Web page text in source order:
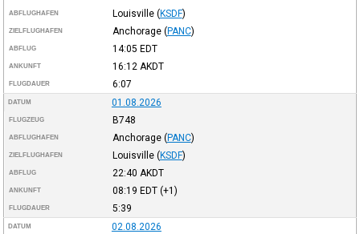
ABFLUGHAFEN Louisville (KSDF)
ZIELFLUGHAFEN Anchorage (PANC)
ABFLUG 14:05 EDT
ANKUNFT 16:12 AKDT
FLUGDAUER 6:07
DATUM 01.08.2026
FLUGZEUG B748
ABFLUGHAFEN Anchorage (PANC)
ZIELFLUGHAFEN Louisville (KSDF)
ABFLUG 22:40 AKDT
ANKUNFT 08:19 EDT(+1)
FLUGDAUER 5:39
DATUM 02.08.2026